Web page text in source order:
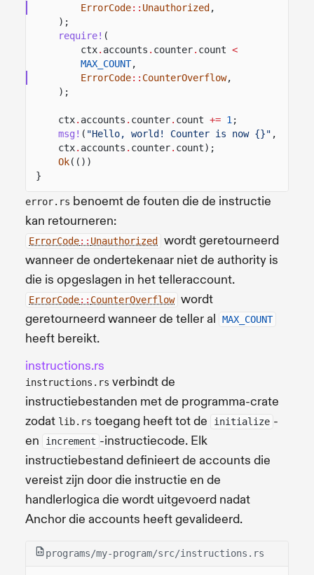
ErrorCode:: Unauthorized ,
);
require! (
ctx. accounts . counter. count <
MAX_COUNT,
ErrorCode:: CounterOverflow,
);
ctx. accounts . counter. count += 1 ;
msg! ( "Hello, world! Counter is now {}" ,
ctx. accounts . counter. count);
Ok(())
}
error.rs benoemt de fouten die de instructie
kan retourneren:
ErrorCode:: Unauthorized
wordt geretourneerd
wanneer de ondertekenaar niet de authority is
die is opgeslagen in het telleraccount.
ErrorCode:: CounterOverflow wordt
geretourneerd wanneer de teller al
MAX_COUNT
heeft bereikt.
instructions.rs
instructions.rs verbindt de
instructiebestanden met de programma-crate
zodat lib.rs toegang heeft tot de initialize -
en
increment -instructiecode. Elk
instructiebestand definieert de accounts die
vereist zijn door die instructie en de
handlerlogica die wordt uitgevoerd nadat
Anchor die accounts heeft gevalideerd.
programs/my-program/src/instructions.rs